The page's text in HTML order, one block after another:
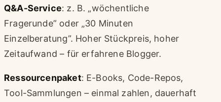
Q&A-Service: z. B. „wöchentliche
Fragerunde” oder „30 Minuten
Einzelberatung”. Hoher Stückpreis, hoher
Zeitaufwand – für erfahrene Blogger.
Ressourcenpaket: E-Books, Code-Repos,
Tool-Sammlungen – einmal zahlen, dauerhaft